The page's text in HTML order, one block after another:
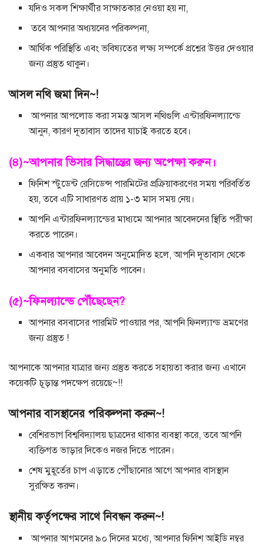
যদিও সকল শিক্ষার্থীর সাক্ষাতকার নেওয়া হয় না,
তবে আপনার অধ্যয়নের পরিকল্পনা,
আর্থিক পরিস্থিতি এবং ভবিষ্যতের লক্ষ্য সম্পর্কে প্রশ্নের উত্তর দেওয়ার
জন্য প্রস্তুত থাকুন।
আসল নথি জমা দিন~!
আপনার আপলোড করা সমস্ত আসল নথিগুলি এন্টারফিনল্যান্ডে
আনুন, কারণ দূতাবাস তাদের যাচাই করতে হবে।
(৪)~আপনার ভিসার সিদ্ধান্তের জন্য অপেক্ষা করুন।
ফিনিশ স্টুডেন্ট রেসিডেন্স পারমিটের প্রক্রিয়াকরণের সময় পরিবর্তিত
হয়, তবে এটি সাধারণত প্রায় ১-৩ মাস সময় নেয়।
আপনি এন্টারফিনল্যান্ডের মাধ্যমে আপনার আবেদনের স্থিতি পরীক্ষা
করতে পারেন।
একবার আপনার আবেদন অনুমোদিত হলে, আপনি দূতাবাস থেকে
আপনার বসবাসের অনুমতি পাবেন।
(৫)~ফিনল্যান্ডে পৌঁছেছেন?
আপনার বসবাসের পারমিট পাওয়ার পর, আপনি ফিনল্যান্ড ভ্রমণের
জন্য প্রস্তুত !
আপনাকে আপনার যাত্রার জন্য প্রস্তুত করতে সহায়তা করার জন্য এখানে
কয়েকটি চূড়ান্ত পদক্ষেপ রয়েছে~!!
আপনার বাসস্থানের পরিকল্পনা করুন~!
বেশিরভাগ বিশ্ববিদ্যালয় ছাত্রদের থাকার ব্যবস্থা করে, তবে আপনি
ব্যক্তিগত ভাড়ার দিকেও নজর দিতে পারেন।
শেষ মুহূর্তের চাপ এড়াতে পৌঁছানোর আগে আপনার বাসস্থান
সুরক্ষিত করুন।
স্থানীয় কর্তৃপক্ষের সাথে নিবন্ধন করুন~!
আপনার আগমনের ৯০ দিনের মধ্যে, আপনার ফিনিশ আইডি নম্বর